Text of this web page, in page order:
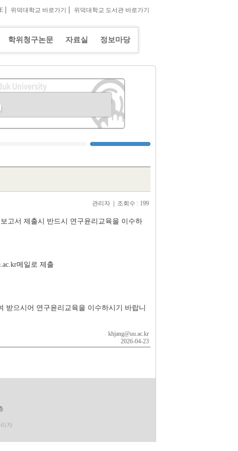
| 위덕대학교 바로가기 | 위덕대학교 도서관 바로가기
학위청구논문 자료실 정보마당
관리자 조회수 : 199
고서 제출시 반드시 연구윤리교육을 이수하
메일로 제출
받으시어 연구윤리교육을 이수하시기 바랍니
khjang@uu.ac.kr
2026-04-23
자